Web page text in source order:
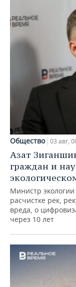
Общество 03 авг,
Азат
граждан и
Министр
расчистке рек,
вреда, о
через 10 лет